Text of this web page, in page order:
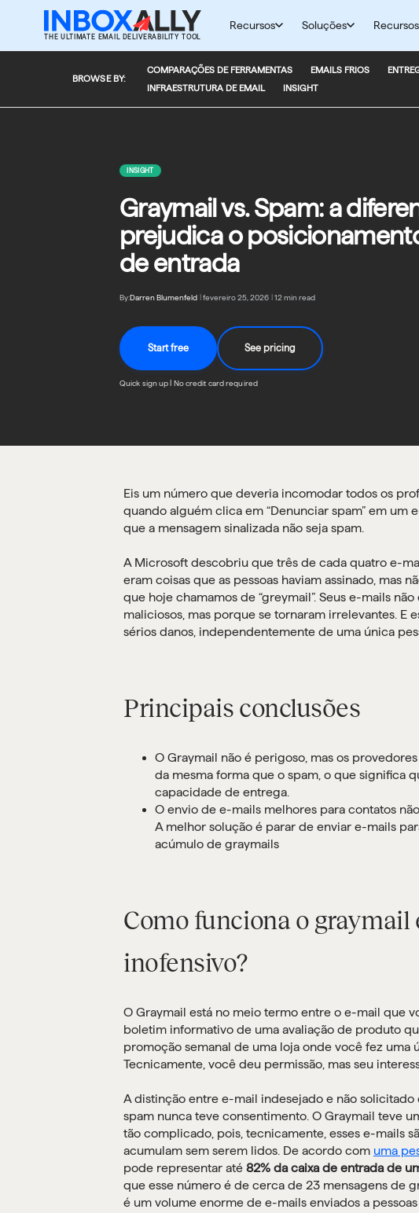
THE ULTIMATE EMAIL DELIVERABILITY TOOL
Recursos Soluções Recursos
BROWSE BY:
COMPARAÇÕES DE FERRAMENTAS EMAILS FRIOS
INFRAESTRUTURA DE EMAIL
INSIGHT
INSIGHT
Graymail vs. Spam: a
prejudica o
de entrada
By:Darren Blumenfeld fevereiro 25, 2026 12 min read
Start free See pricing
Quick sign up | No credit card required
Eis um número que deveria incomodar todos os
quando alguém clica em “Denunciar spam” em um
que a mensagem sinalizada não seja spam.
A Microsoft descobriu que três de cada quatro e-
eram coisas que as pessoas haviam assinado, mas
que hoje chamamos de “greymail”. Seus e-mails
maliciosos, mas porque se tornaram irrelevantes. E
sérios danos, independentemente de uma única
Principais conclusões
O Graymail não é perigoso, mas os
da mesma forma que o spam, o que significa
capacidade de entrega.
O envio de e-mails melhores para contatos
A melhor solução é parar de enviar e-mails
acúmulo de graymails
Como funciona o graymail
inofensivo?
O Graymail está no meio termo entre o e-mail que
boletim informativo de uma avaliação de produto
promoção semanal de uma loja onde você fez uma
Tecnicamente, você deu permissão, mas seu
A distinção entre e-mail indesejado e não
spam nunca teve consentimento. O Graymail teve
tão complicado, pois, tecnicamente, esses e-mails
acumulam sem serem lidos. De acordo com uma
pode representar até 82% da caixa de entrada de
que esse número é de cerca de 23 mensagens de
é um volume enorme de e-mails enviados a